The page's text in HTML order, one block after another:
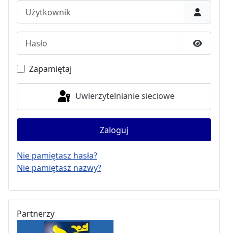
Pokaż
Zapamiętaj
Uwierzytelnianie sieciowe
Zaloguj
Nie pamiętasz hasła?
Nie pamiętasz nazwy?
Partnerzy